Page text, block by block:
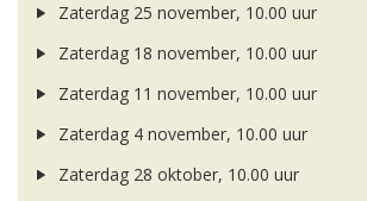
Zaterdag 25 november, 10.00 uur
Zaterdag 18 november, 10.00 uur
Zaterdag 11 november, 10.00 uur
Zaterdag 4 november, 10.00 uur
Zaterdag 28 oktober, 10.00 uur